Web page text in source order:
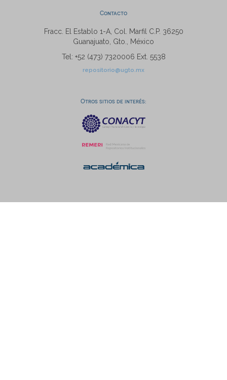
Contacto
Fracc. El Establo 1-A, Col. Marfil C.P. 36250
Guanajuato, Gto., México
Tel: +52 (473) 7320006 Ext. 5538
repositorio@ugto.mx
Otros sitios de interés: